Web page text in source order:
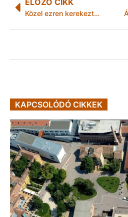
ELŐZŐ CIKK
Közel ezren kerekeztek a beteg gyermekekért
KAPCSOLÓDÓ CIKKEK